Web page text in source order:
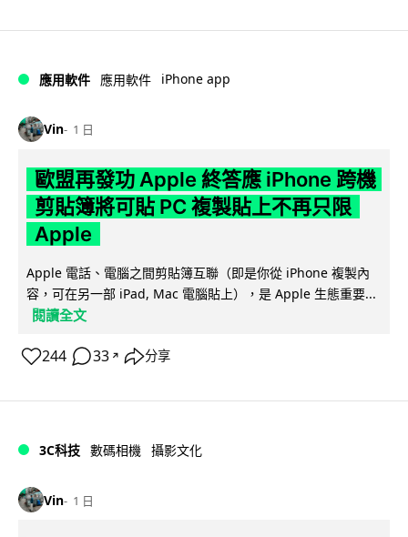
應用軟件 應用軟件 iPhone app
Vin 1 日
歐盟再發功 Apple 終答應 iPhone 跨機
剪貼簿將可貼 PC 複製貼上不再只限
Apple
Apple 電話、電腦之間剪貼簿互聯（即是你從 iPhone 複製內
容，可在另一部 iPad, Mac 電腦貼上），是 Apple 生態重要...
閱讀全文
244 33 ↗ 分享
3C科技 數碼相機 攝影文化
Vin 1 日